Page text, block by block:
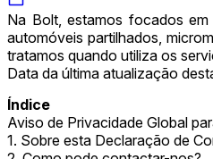
Na Bolt, estamos focados
automóveis partilhados,
tratamos quando utiliza os
Data da última atualização
Índice
Aviso de Privacidade Global
1. Sobre esta Declaração de